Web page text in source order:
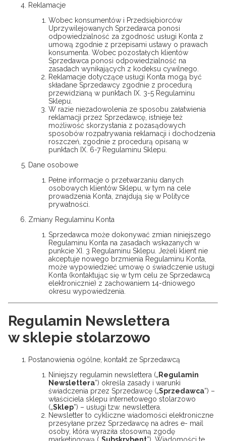
Reklamacje
Wobec konsumentów i Przedsiębiorców
Uprzywilejowanych Sprzedawca ponosi
odpowiedzialność za zgodność usługi Konta z
umową zgodnie z przepisami ustawy o prawach
konsumenta. Wobec pozostałych klientów
Sprzedawca ponosi odpowiedzialność na
zasadach wynikających z kodeksu cywilnego.
Reklamacje dotyczące usługi Konta mogą być
składane Sprzedawcy zgodnie z procedurą
przewidzianą w punktach IX. 3-5 Regulaminu
Sklepu.
W razie niezadowolenia ze sposobu załatwienia
reklamacji przez Sprzedawcę, istnieje też
możliwość skorzystania z pozasądowych
sposobów rozpatrywania reklamacji i dochodzenia
roszczeń, zgodnie z procedurą opisaną w
punktach IX. 6-7 Regulaminu Sklepu.
Dane osobowe
Pełne informacje o przetwarzaniu danych
osobowych klientów Sklepu, w tym na cele
prowadzenia Konta, znajdują się w Polityce
prywatności.
Zmiany Regulaminu Konta
Sprzedawca może dokonywać zmian niniejszego
Regulaminu Konta na zasadach wskazanych w
punkcie XI. 3 Regulaminu Sklepu. Jeżeli klient nie
akceptuje nowego brzmienia Regulaminu Konta,
może wypowiedzieć umowę o świadczenie usługi
Konta (kontaktując się w tym celu ze Sprzedawcą
elektronicznie) z zachowaniem 14-dniowego
okresu wypowiedzenia.
Regulamin Newslettera
w sklepie stolarzowo
Postanowienia ogólne, kontakt ze Sprzedawcą
Niniejszy regulamin newslettera („ Regulamin
Newslettera”) określa zasady i warunki
świadczenia przez Sprzedawcę („Sprzedawca”) –
właściciela sklepu internetowego stolarzowo
(„Sklep”) – usługi tzw. newslettera.
Newsletter to cykliczne wiadomości elektroniczne
przesyłane przez Sprzedawcę na adres e- mail
osoby, która wyraziła stosowną zgodę